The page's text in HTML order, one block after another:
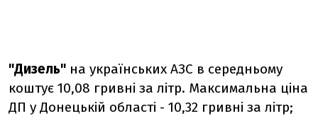
"Дизель" на українських АЗС в середньому
коштує 10,08 гривні за літр. Максимальна ціна
ДП у Донецькій області - 10,32 гривні за літр;